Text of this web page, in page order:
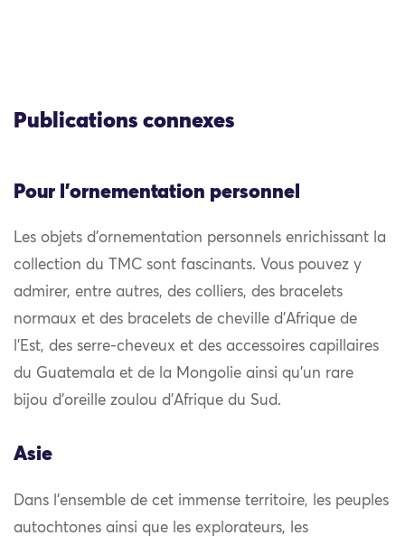
Publications connexes
Pour l'ornementation personnel
Les objets d’ornementation personnels enrichissant la
collection du TMC sont fascinants. Vous pouvez y
admirer, entre autres, des colliers, des bracelets
normaux et des bracelets de cheville d’Afrique de
l’Est, des serre-cheveux et des accessoires capillaires
du Guatemala et de la Mongolie ainsi qu’un rare
bijou d’oreille zoulou d’Afrique du Sud.
Asie
Dans l’ensemble de cet immense territoire, les peuples
autochtones ainsi que les explorateurs, les